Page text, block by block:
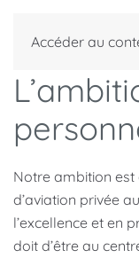
Accéder au
Notre ambition
d’aviation privée
l’excellence et en
doit d’être au